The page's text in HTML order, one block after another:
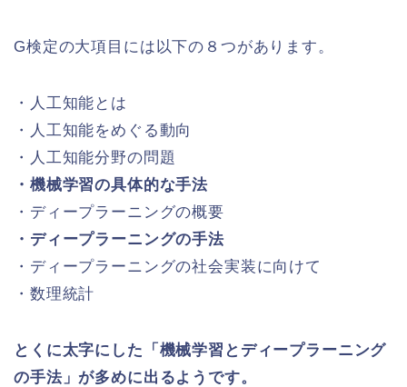
G検定の大項目には以下の８つがあります。
・人工知能とは
・人工知能をめぐる動向
・人工知能分野の問題
・機械学習の具体的な手法
・ディープラーニングの概要
・ディープラーニングの手法
・ディープラーニングの社会実装に向けて
・数理統計
とくに太字にした「機械学習とディープラーニング
の手法」が多めに出るようです。